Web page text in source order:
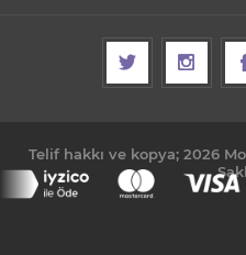
Telif hakkı ve kopya; 2026